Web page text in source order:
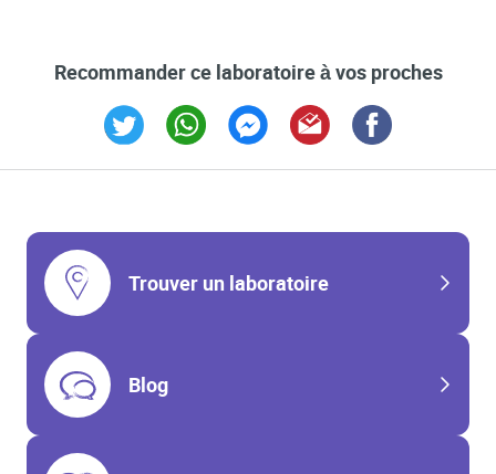
Recommander ce laboratoire à vos proches
Trouver un laboratoire
Blog